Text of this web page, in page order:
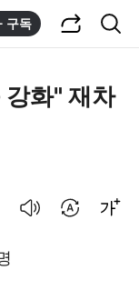
구독
화" 재차